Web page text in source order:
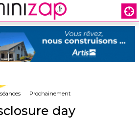
Prochainement
day